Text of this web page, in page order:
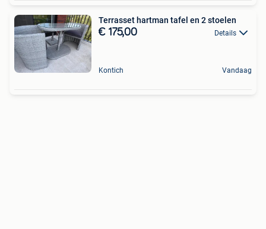
Terrasset hartman tafel en 2 stoelen
€ 175,00 Details
Kontich Vandaag